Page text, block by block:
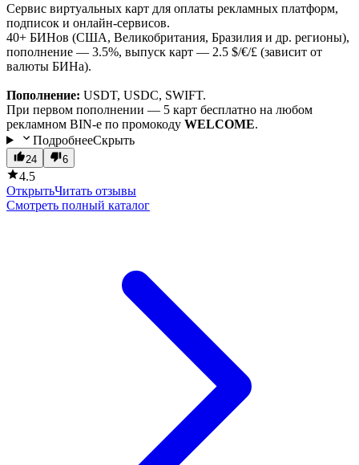
Сервис виртуальных карт для оплаты рекламных платформ,
подписок и онлайн-сервисов.
40+ БИНов (США, Великобритания, Бразилия и др. регионы),
пополнение — 3.5%, выпуск карт — 2.5 $/€/£ (зависит от
валюты БИНа).
Пополнение: USDT, USDC, SWIFT.
При первом пополнении — 5 карт бесплатно на любом
рекламном BIN-е по промокоду WELCOME.
ПодробнееСкрыть
24 6
4.5
ОткрытьЧитать отзывы
Смотреть полный каталог